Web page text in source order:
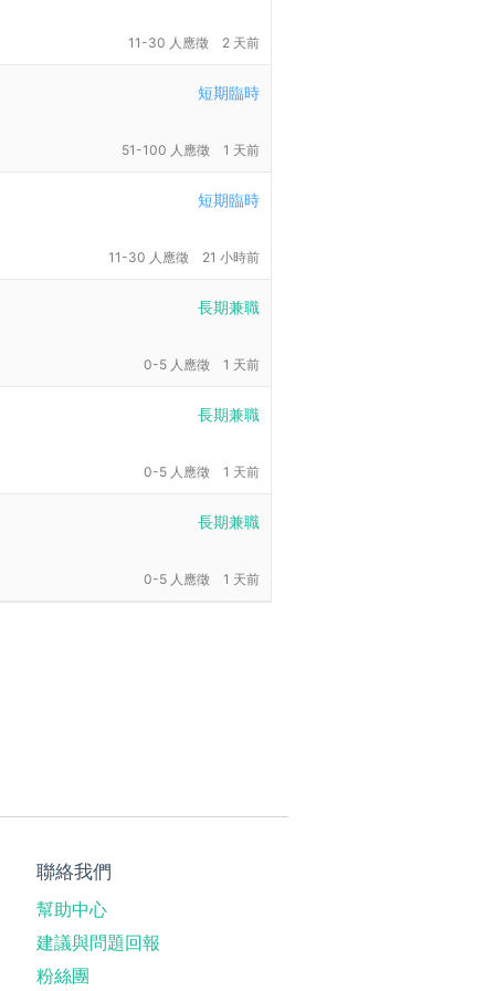
11-30 人應徵 2 天前
短期臨時
51-100 人應徵 1 天前
短期臨時
11-30 人應徵 21 小時前
長期兼職
0-5 人應徵 1 天前
長期兼職
0-5 人應徵 1 天前
長期兼職
0-5 人應徵 1 天前
聯絡我們
幫助中心
建議與問題回報
粉絲團